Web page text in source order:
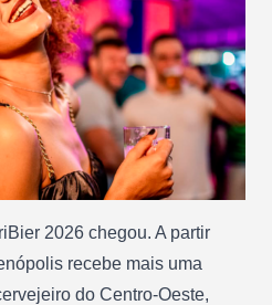
2026 chegou. A partir
recebe mais uma
do Centro-Oeste,